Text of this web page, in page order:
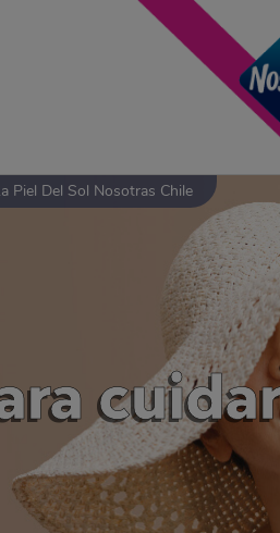
Piel Del Sol Nosotras Chile